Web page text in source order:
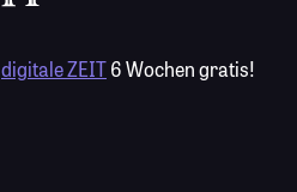
digitale ZEIT6 Wochen gratis!